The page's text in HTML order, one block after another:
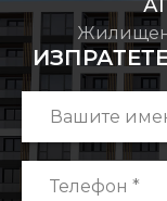
Жилищен